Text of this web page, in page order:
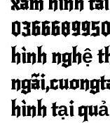
hình nghệ
hình tại